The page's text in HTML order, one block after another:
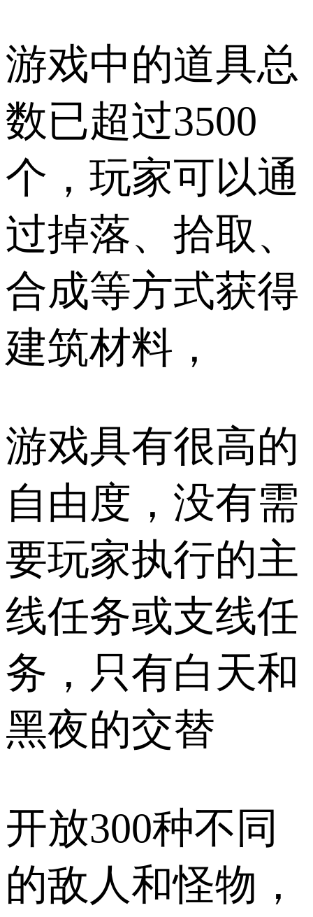
游戏中的道具总
数已超过3500
个，玩家可以通
过掉落、拾取、
合成等方式获得
建筑材料，
游戏具有很高的
自由度，没有需
要玩家执行的主
线任务或支线任
务，只有白天和
黑夜的交替
开放300种不同
的敌人和怪物，